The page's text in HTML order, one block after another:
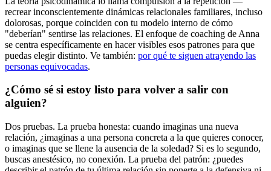
recrear inconscientemente dinámicas relacionales familiares, incluso
dolorosas, porque coinciden con tu modelo interno de cómo
"deberían" sentirse las relaciones. El enfoque de coaching de Anna
se centra específicamente en hacer visibles esos patrones para que
puedas elegir distinto. Ve también: por qué te siguen atrayendo las
personas equivocadas.
¿Cómo sé si estoy listo para volver a salir con
alguien?
Dos pruebas. La prueba honesta: cuando imaginas una nueva
relación, ¿imaginas a una persona concreta a la que quieres conocer,
o imaginas que se llene la ausencia de la soledad? Si es lo segundo,
buscas anestésico, no conexión. La prueba del patrón: ¿puedes